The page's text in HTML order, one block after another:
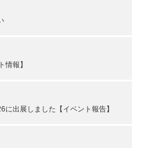
情報】
出展しました【イベント報告】